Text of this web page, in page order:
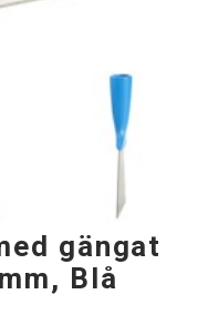
gängat
Blå